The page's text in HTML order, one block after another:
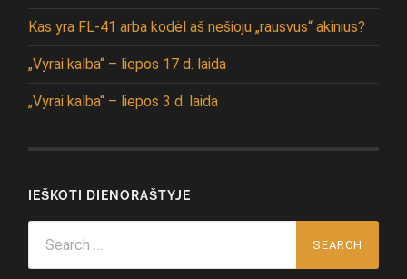
Kas yra FL-41 arba kodėl aš nešioju „rausvus“ akinius?
„Vyrai kalba“ – liepos 17 d. laida
„Vyrai kalba“ – liepos 3 d. laida
IEŠKOTI DIENORAŠTYJE
for: